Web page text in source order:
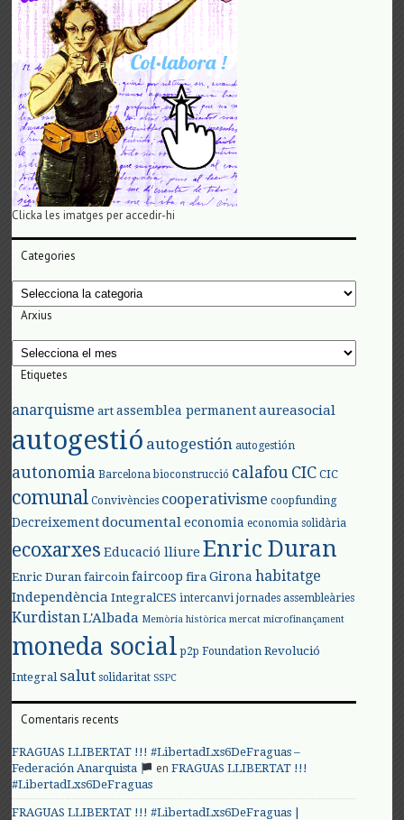
Clicka les imatges per accedir-hi
Categories
Categories
Arxius
Arxius
Etiquetes
anarquisme art assemblea permanent aureasocial
autogestió autogestión autogestión
autonomia Barcelona bioconstrucció calafouCIC CIC
comunal Convivències cooperativisme coopfunding
Decreixement documental economia economia solidària
ecoxarxes Educació lliure Enric Duran
Enric Duran faircoin faircoop fira Girona habitatge
Independència IntegralCES intercanvi jornades assembleàries
KurdistanL'Albada Memòria històrica mercat microfinançament
moneda social p2p Foundation Revolució
Integral salut solidaritat SSPC
Comentaris recents
FRAGUAS LLIBERTAT !!! #LibertadLxs6DeFraguas –
Federación Anarquista
enFRAGUAS LLIBERTAT !!!
#LibertadLxs6DeFraguas
FRAGUAS LLIBERTAT !!! #LibertadLxs6DeFraguas |